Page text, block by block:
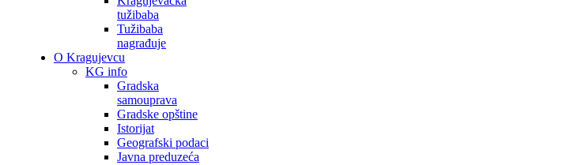
tužibaba
Tužibaba
nagrađuje
O Kragujevcu
KG info
Gradska
samouprava
Gradske opštine
Istorijat
Geografski podaci
Javna preduzeća